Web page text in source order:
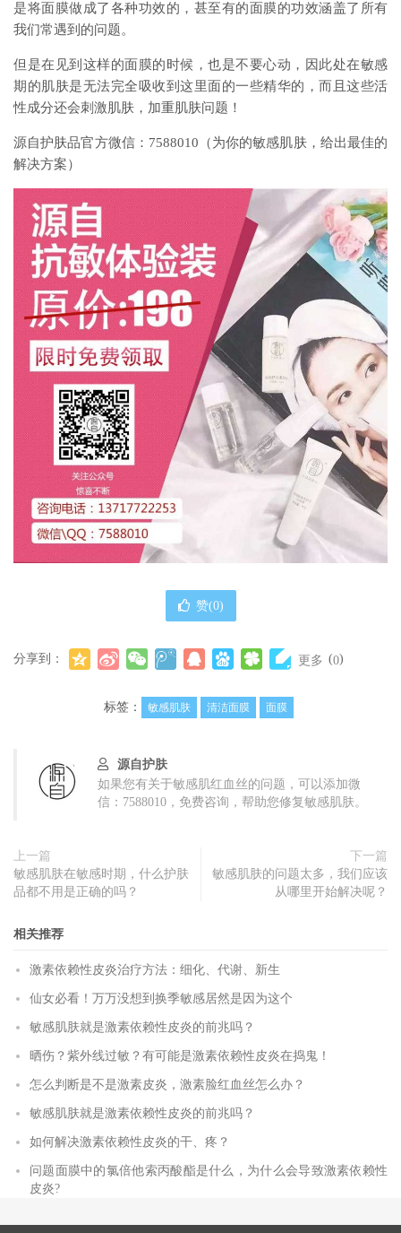
是将面膜做成了各种功效的，甚至有的面膜的功效涵盖了所有
我们常遇到的问题。
但是在见到这样的面膜的时候，也是不要心动，因此处在敏感
期的肌肤是无法完全吸收到这里面的一些精华的，而且这些活
性成分还会刺激肌肤，加重肌肤问题！
源自护肤品官方微信：7588010（为你的敏感肌肤，给出最佳的
解决方案）
赞(0)
分享到： 更多 (0)
标签： 敏感肌肤 清洁面膜 面膜
源自护肤
如果您有关于敏感肌红血丝的问题，可以添加微
信：7588010，免费咨询，帮助您修复敏感肌肤。
上一篇
敏感肌肤在敏感时期，什么护肤
品都不用是正确的吗？
下一篇
敏感肌肤的问题太多，我们应该
从哪里开始解决呢？
相关推荐
激素依赖性皮炎治疗方法：细化、代谢、新生
仙女必看！万万没想到换季敏感居然是因为这个
敏感肌肤就是激素依赖性皮炎的前兆吗？
晒伤？紫外线过敏？有可能是激素依赖性皮炎在捣鬼！
怎么判断是不是激素皮炎，激素脸红血丝怎么办？
敏感肌肤就是激素依赖性皮炎的前兆吗？
如何解决激素依赖性皮炎的干、疼？
问题面膜中的氯倍他索丙酸酯是什么，为什么会导致激素依赖性
皮炎?